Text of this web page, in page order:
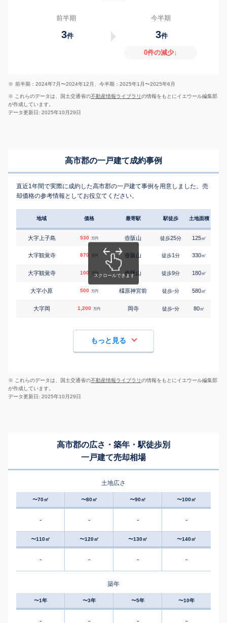
前半期
3件
今半期
3件
0件の減少↓
※ 前半期：2024年7月〜2024年12月、今半期：2025年1月〜2025年6月
※ これらのデータは、国土交通省の不動産情報ライブラリの情報をもとにイエウール編集部
が作成しています。
データ更新日: 2025年10月29日
高市郡の一戸建て成約事例
直近1年間で実際に成約した高市郡の一戸建て事例を用意しました。売
却価格の参考情報としてお役立てください。
地域 価格 最寄駅 駅徒歩 土地面積
大字上子島 530 万円 壺阪山 徒歩25分 125㎡
大字観覚寺 870 万円 壺阪山 徒歩1分 330㎡
大字観覚寺 100 万円 壺阪山 徒歩9分 180㎡
大字小原 500 万円 橿原神宮前 徒歩-分 580㎡
大字岡 1,200 万円 岡寺 徒歩-分 80㎡
もっと見る
※ これらのデータは、国土交通省の不動産情報ライブラリの情報をもとにイエウール編集部
が作成しています。
データ更新日: 2025年10月29日
高市郡の広さ・築年・駅徒歩別
一戸建て売却相場
土地広さ
〜70㎡ 〜80㎡ 〜90㎡ 〜100㎡
- - - -
〜110㎡ 〜120㎡ 〜130㎡ 〜140㎡
- - - -
築年
〜1年 〜3年 〜5年 〜10年
- - - -